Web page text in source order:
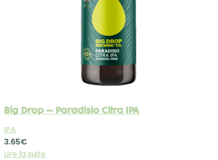
Big Drop – Paradisio Citra IPA
IPA
3.65€
Lire la suite